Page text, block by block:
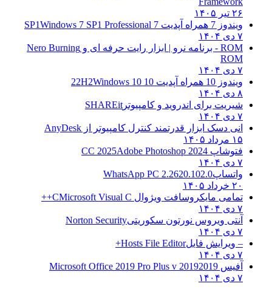
۲۶ تیر ۱۴۰۵
ویندوز 7 همراه آپدیت 7 SP1
Windows 7 SP1 Professional
۷ دی ۱۴۰۴
ROM - برنامه نرو | ابزار رایت حرفه ای و
Nero Burning
ROM
۷ دی ۱۴۰۴
ویندوز 10 همراه آپدیت 10 22H2
Windows 10
۸ دی ۱۴۰۴
شیریت برای اندروید و کامپیوتر SHAREit
۷ دی ۱۴۰۴
انی دسک ابزار قدرتمند کنترل کامپیوتر از AnyDesk
۱۵ مرداد ۱۴۰۵
فتوشاپ CC 2025 Adobe Photoshop 2024
۷ دی ۱۴۰۴
واتساپWhatsApp PC 2.2620.102.0
۲۰ خرداد ۱۴۰۵
تمامی مایکروسافت ویژوال C Microsoft Visual C++
۷ دی ۱۴۰۴
آنتی ویروس نورتون سکوریتیNorton Security
۷ دی ۱۴۰۴
– ویرایش فایلHosts File Editor+
۷ دی ۱۴۰۴
آفیس 2019 2019 Microsoft Office 2019 Pro Plus v
۷ دی ۱۴۰۴